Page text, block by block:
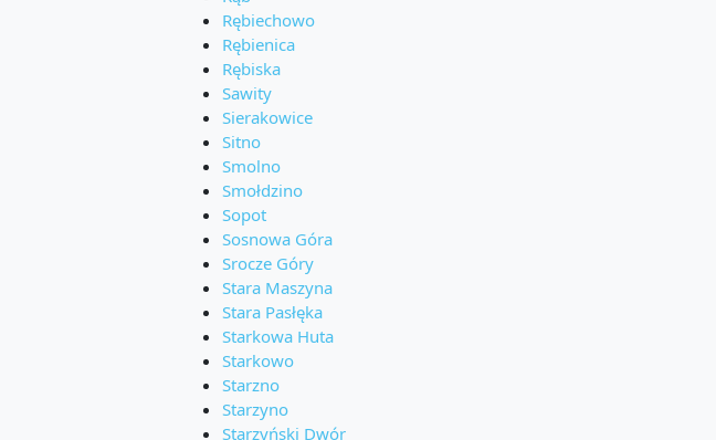
Rębiechowo
Rębienica
Rębiska
Sawity
Sierakowice
Sitno
Smolno
Smołdzino
Sopot
Sosnowa Góra
Srocze Góry
Stara Maszyna
Stara Pasłęka
Starkowa Huta
Starkowo
Starzno
Starzyno
Starzyński Dwór